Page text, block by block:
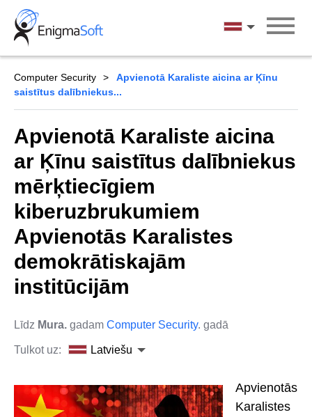
Skip
content
Latviešu
Computer Security
Apvienotā Karaliste aicina ar Ķīnu
saistītus dalībniekus...
Apvienotā Karaliste aicina
ar Ķīnu saistītus dalībniekus
mērķtiecīgiem
kiberuzbrukumiem
Apvienotās Karalistes
demokrātiskajām
institūcijām
Līdz Mura. gadam Computer Security. gadā
Tulkot uz: Latviešu
Apvienotās
Karalistes